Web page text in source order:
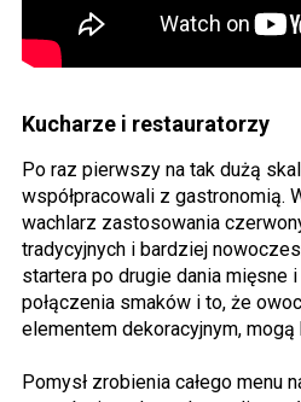
Kucharze i restauratorzy
Po raz pierwszy na tak dużą
współpracowali z gastronomią.
wachlarz zastosowania
tradycyjnych i bardziej
startera po drugie dania mięsne
połączenia smaków i to, że
elementem dekoracyjnym, mogą
Pomysł zrobienia całego menu